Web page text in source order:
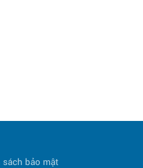
sách bảo mật